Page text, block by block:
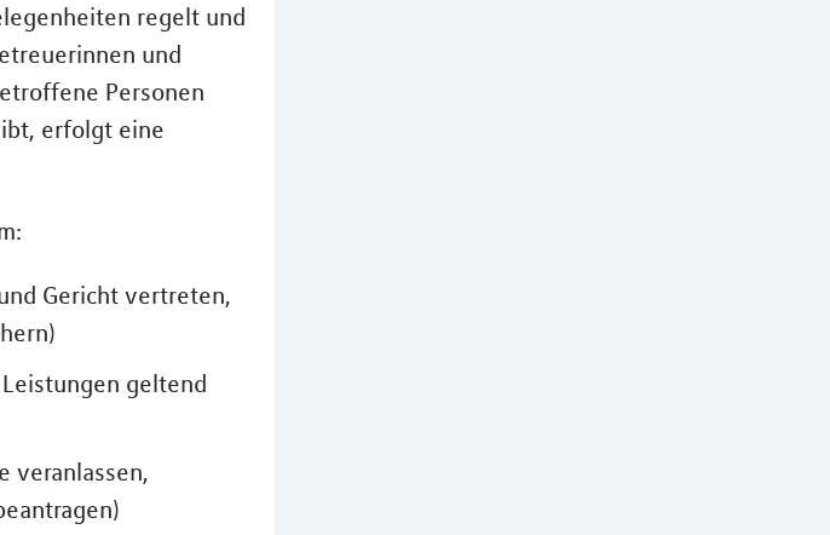
regelt und
und
Personen
erfolgt eine
Gericht vertreten,
geltend
veranlassen,